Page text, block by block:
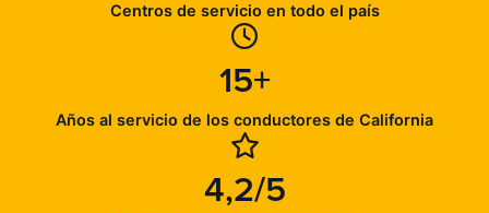
Centros de servicio en todo el país
15+
Años al servicio de los conductores de California
4,2/5